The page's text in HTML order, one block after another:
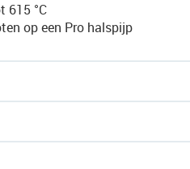
615 °C
op een Pro halspijp